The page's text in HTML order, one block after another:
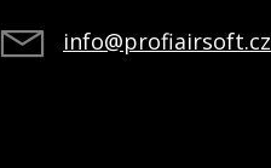
info@profiairsoft.cz